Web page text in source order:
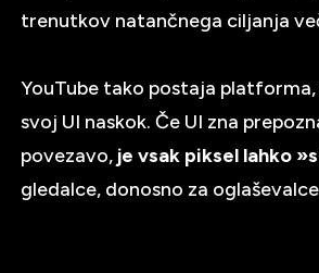
trenutkov natančnega ciljanja
YouTube tako postaja
svoj UI naskok. Če UI zna
povezavo, je vsak piksel lahko
gledalce, donosno za